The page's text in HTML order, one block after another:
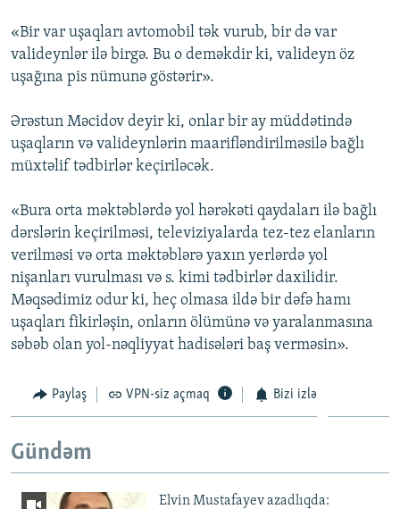
«Bir var uşaqları avtomobil tək vurub, bir də var
valideynlər ilə birgə. Bu o deməkdir ki, valideyn öz
uşağına pis nümunə göstərir».
Ərəstun Məcidov deyir ki, onlar bir ay müddətində
uşaqların və valideynlərin maarifləndirilməsilə bağlı
müxtəlif tədbirlər keçiriləcək.
«Bura orta məktəblərdə yol hərəkəti qaydaları ilə bağlı
dərslərin keçirilməsi, televiziyalarda tez-tez elanların
verilməsi və orta məktəblərə yaxın yerlərdə yol
nişanları vurulması və s. kimi tədbirlər daxilidir.
Məqsədimiz odur ki, heç olmasa ildə bir dəfə hamı
uşaqları fikirləşin, onların ölümünə və yaralanmasına
səbəb olan yol-nəqliyyat hadisələri baş verməsin».
Paylaş VPN-siz açmaq Bizi izlə
Gündəm
Elvin Mustafayev azadlıqda: